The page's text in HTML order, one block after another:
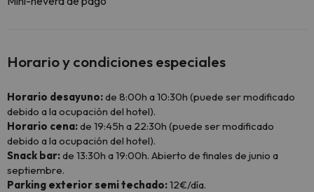
Horario y condiciones especiales
Horario desayuno:de 8:00h a 10:30h (puede ser modificado
debido a la ocupación del hotel).
Horario cena:de 19:45h a 22:30h (puede ser modificado
debido a la ocupación del hotel).
Snack bar:de 13:30h a 19:00h. Abierto de finales de junio a
septiembre.
Parking exterior semi techado:12€/día.